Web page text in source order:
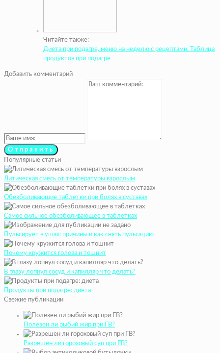
Читайте также:
Диета при подагре, меню на неделю с рецептами. Таблица
продуктов при подагре
Добавить комментарий
Популярные статьи
Литическая смесь от температуры взрослым
Обезболивающие таблетки при болях в суставах
Самое сильное обезболивающее в таблетках
Пульсирует в ушах: причины и как снять пульсацию
Почему кружится голова и тошнит
В глазу лопнул сосуд и капилляр что делать?
Продукты при подагре: диета
Свежие публикации
Полезен ли рыбий жир при ГВ?
Разрешен ли гороховый суп при ГВ?